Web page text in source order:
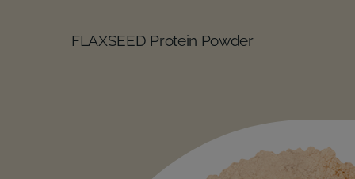
FLAXSEED Protein Powder